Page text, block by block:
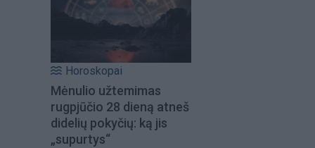
Horoskopai
Mėnulio užtemimas
rugpjūčio 28 dieną atneš
didelių pokyčių: ką jis
„supurtys“